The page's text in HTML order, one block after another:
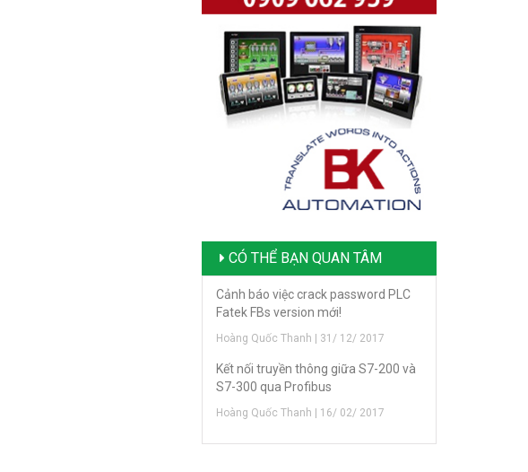
CÓ THỂ BẠN QUAN TÂM
Cảnh báo việc crack password PLC
Fatek FBs version mới!
Hoàng Quốc Thanh | 31/ 12/ 2017
Kết nối truyền thông giữa S7-200 và
S7-300 qua Profibus
Hoàng Quốc Thanh | 16/ 02/ 2017